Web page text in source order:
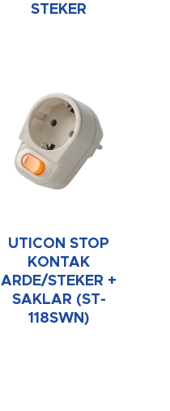
STEKER
UTICON STOP
KONTAK
ARDE/STEKER +
SAKLAR (ST-
118SWN)